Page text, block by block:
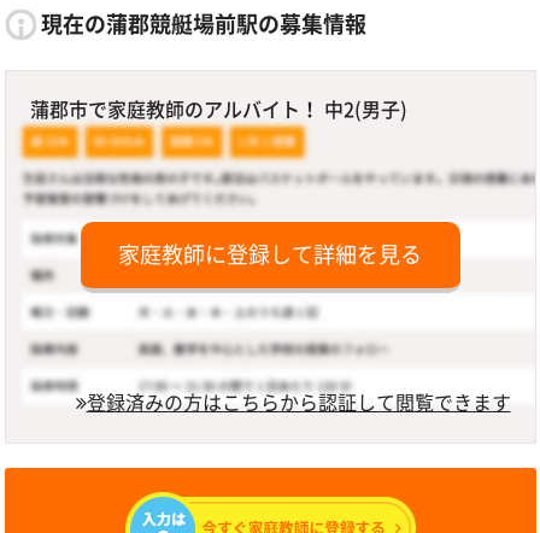
現在の蒲郡競艇場前駅の募集情報
蒲郡市で家庭教師のアルバイト！ 中2(男子)
家庭教師に登録して詳細を見る
登録済みの方はこちらから認証して閲覧できます